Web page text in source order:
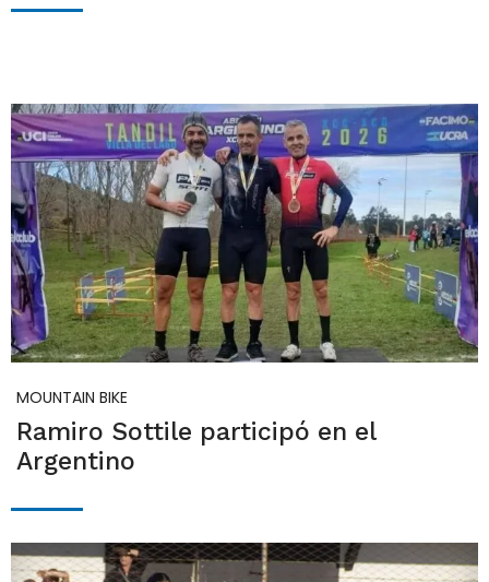
MOUNTAIN BIKE
Ramiro Sottile participó en el
Argentino